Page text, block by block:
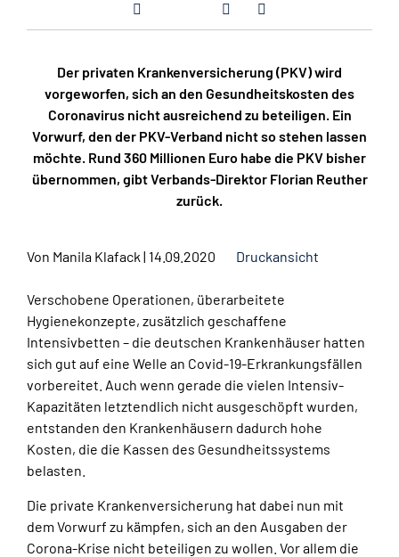
Der privaten Krankenversicherung (PKV) wird
vorgeworfen, sich an den Gesundheitskosten des
Coronavirus nicht ausreichend zu beteiligen. Ein
Vorwurf, den der PKV-Verband nicht so stehen lassen
möchte. Rund 360 Millionen Euro habe die PKV bisher
übernommen, gibt Verbands-Direktor Florian Reuther
zurück.
Von Manila Klafack | 14.09.2020 Druckansicht
Verschobene Operationen, überarbeitete
Hygienekonzepte, zusätzlich geschaffene
Intensivbetten – die deutschen Krankenhäuser hatten
sich gut auf eine Welle an Covid-19-Erkrankungsfällen
vorbereitet. Auch wenn gerade die vielen Intensiv-
Kapazitäten letztendlich nicht ausgeschöpft wurden,
entstanden den Krankenhäusern dadurch hohe
Kosten, die die Kassen des Gesundheitssystems
belasten.
Die private Krankenversicherung hat dabei nun mit
dem Vorwurf zu kämpfen, sich an den Ausgaben der
Corona-Krise nicht beteiligen zu wollen. Vor allem die